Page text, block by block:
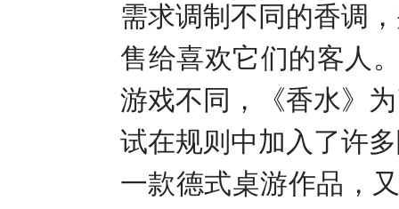
需求调制不同的香调
售给喜欢它们的客人
游戏不同，《香水》
试在规则中加入了许
一款德式桌游作品，